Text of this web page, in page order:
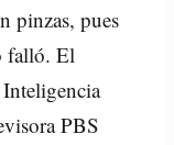
pinzas, pues
falló. El
PBS